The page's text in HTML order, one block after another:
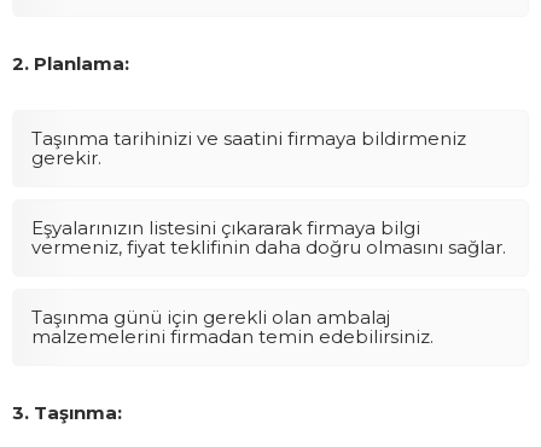
2. Planlama:
Taşınma tarihinizi ve saatini firmaya bildirmeniz
gerekir.
Eşyalarınızın listesini çıkararak firmaya bilgi
vermeniz, fiyat teklifinin daha doğru olmasını sağlar.
Taşınma günü için gerekli olan ambalaj
malzemelerini firmadan temin edebilirsiniz.
3. Taşınma: